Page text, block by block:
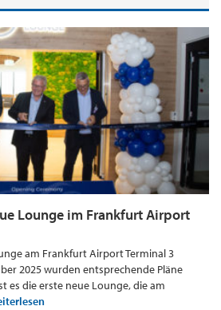
Lounge im Frankfurt Airport
am Frankfurt Airport Terminal 3
2025 wurden entsprechende Pläne
es die erste neue Lounge, die am